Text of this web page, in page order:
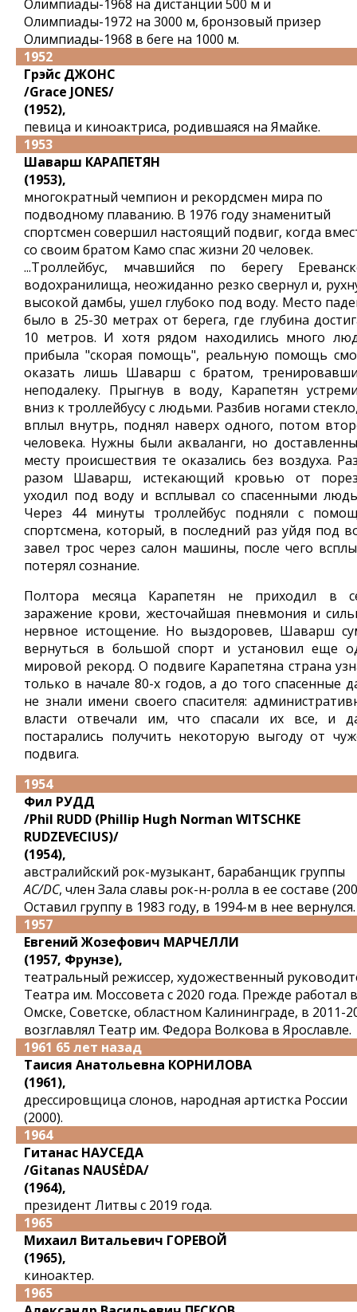
Олимпиады-1968 на дистанции 500 м и
Олимпиады-1972 на 3000 м, бронзовый призер
Олимпиады-1968 в беге на 1000 м.
1952
Грэйс ДЖОНС
/Grace JONES/
(1952),
певица и киноактриса, родившаяся на Ямайке.
1953
Шаварш КАРАПЕТЯН
(1953),
многократный чемпион и рекордсмен мира по
подводному плаванию. В 1976 году знаменитый
спортсмен совершил настоящий подвиг, когда
со своим братом Камо спас жизни 20 человек.
...Троллейбус, мчавшийся по берегу
водохранилища, неожиданно резко свернул и,
высокой дамбы, ушел глубоко под воду. Место
было в 25-30 метрах от берега, где глубина
10 метров. И хотя рядом находились много
прибыла "скорая помощь", реальную помощь
оказать лишь Шаварш с братом,
неподалеку. Прыгнув в воду, Карапетян
вниз к троллейбусу с людьми. Разбив ногами
вплыл внутрь, поднял наверх одного, потом
человека. Нужны были акваланги, но
месту происшествия те оказались без воздуха.
разом Шаварш, истекающий кровью от
уходил под воду и всплывал со спасенными
Через 44 минуты троллейбус подняли с
спортсмена, который, в последний раз уйдя под
завел трос через салон машины, после чего
потерял сознание.
Полтора месяца Карапетян не приходил в
заражение крови, жесточайшая пневмония и
нервное истощение. Но выздоровев, Шаварш
вернуться в большой спорт и установил еще
мировой рекорд. О подвиге Карапетяна страна
только в начале 80-х годов, а до того спасенные
не знали имени своего спасителя:
власти отвечали им, что спасали их все, и
постарались получить некоторую выгоду от
подвига.
1954
Фил РУДД
/Phil RUDD (Phillip Hugh Norman WITSCHKE
RUDZEVECIUS)/
(1954),
австралийский рок-музыкант, барабанщик группы
AC/DC, член Зала славы рок-н-ролла в ее составе
Оставил группу в 1983 году, в 1994-м в нее вернулся.
1957
Евгений Жозефович МАРЧЕЛЛИ
(1957, Фрунзе),
театральный режиссер, художественный
Театра им. Моссовета с 2020 года. Прежде работал в
Омске, Советске, областном Калининграде, в 2011-
возглавлял Театр им. Федора Волкова в Ярославле.
1961 65 лет назад
Таисия Анатольевна КОРНИЛОВА
(1961),
дрессировщица слонов, народная артистка России
(2000).
1964
Гитанас НАУСЕДА
/Gitanas NAUSĖDA/
(1964),
президент Литвы с 2019 года.
1965
Михаил Витальевич ГОРЕВОЙ
(1965),
киноактер.
1965